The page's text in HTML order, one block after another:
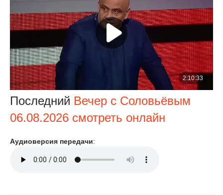
Последний Вечер с Соловьёвым
06.08.2026 смотреть онлайн
Аудиоверсия передачи: